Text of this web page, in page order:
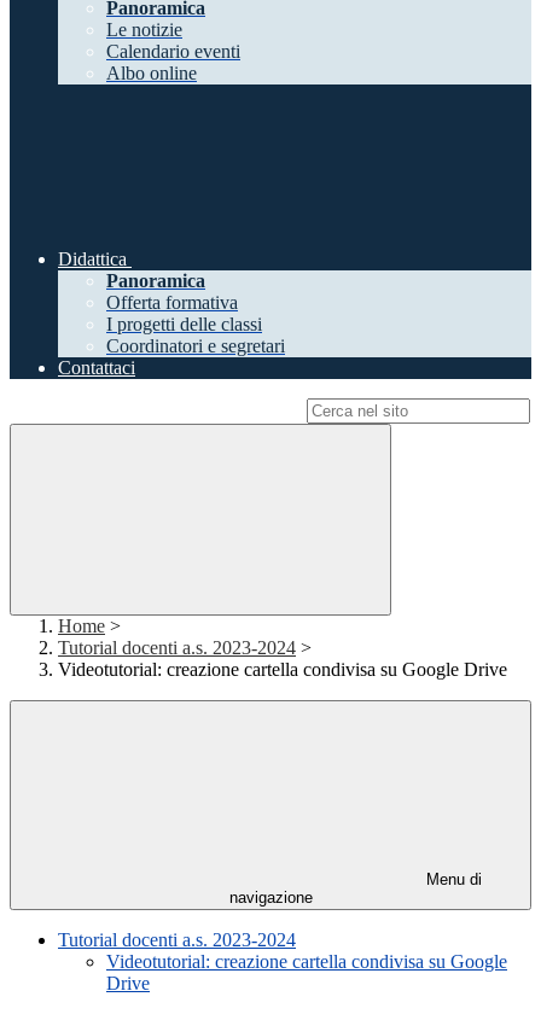
Panoramica
Le notizie
Calendario eventi
Albo online
Didattica
Panoramica
Offerta formativa
I progetti delle classi
Coordinatori e segretari
Contattaci
Home >
Tutorial docenti a.s. 2023-2024 >
Videotutorial: creazione cartella condivisa su Google Drive
Menu di
navigazione
Tutorial docenti a.s. 2023-2024
Videotutorial: creazione cartella condivisa su Google
Drive